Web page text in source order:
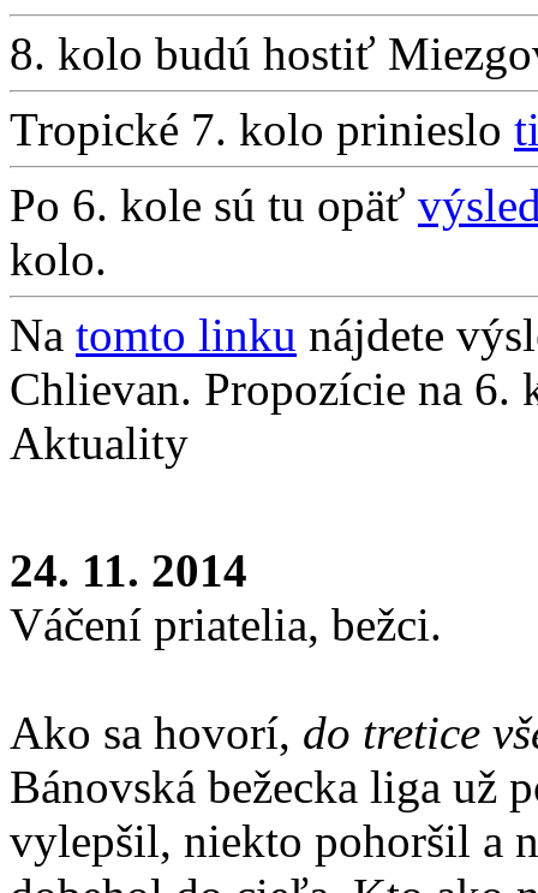
8. kolo budú hostiť
Tropické 7. kolo prinieslo
Po 6. kole sú tu opäť
kolo.
Na tomto linku nájdete
Chlievan. Propozície na 6.
Aktuality
24. 11. 2014
Váčení priatelia, bežci.
Ako sa hovorí, do tretice
Bánovská bežecka liga už
vylepšil, niekto pohoršil a